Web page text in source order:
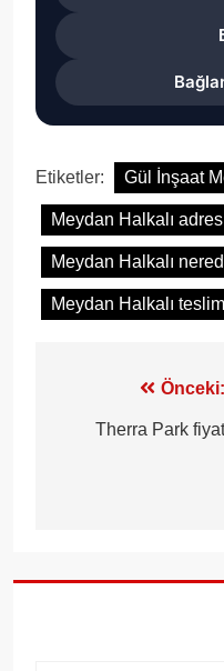
Etiketler: Gül İnşaat
Meydan Halkalı adres
Meydan Halkalı
Meydan Halkalı
gezinmesi
Önceki:
Therra Park fiyat